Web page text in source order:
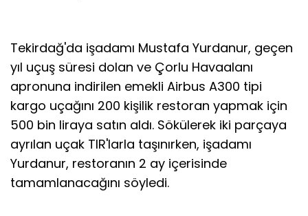
Tekirdağ'da işadamı Mustafa Yurdanur, geçen
yıl uçuş süresi dolan ve Çorlu Havaalanı
apronuna indirilen emekli Airbus A300 tipi
kargo uçağını 200 kişilik restoran yapmak için
500 bin liraya satın aldı. Sökülerek iki parçaya
ayrılan uçak TIR'larla taşınırken, işadamı
Yurdanur, restoranın 2 ay içerisinde
tamamlanacağını söyledi.